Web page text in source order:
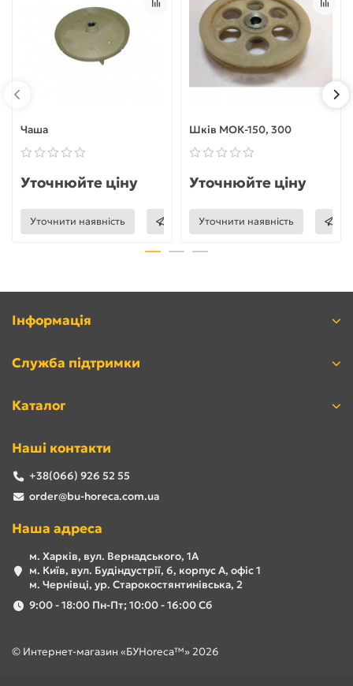
Чаша
Уточнюйте ціну
Уточнити наявність
Шків МОК-150, 300
Уточнюйте ціну
Уточнити наявність
Інформація
Служба підтримки
Каталог
Наші контакти
+38(066) 926 52 55
order@bu-horeca.com.ua
Наша адреса
м. Харків, вул. Вернадського, 1А
м. Київ, вул. Будіндустрії, 6, корпус А, офіс 1
м. Чернівці, ур. Старокостянтинівська, 2
9:00 - 18:00 Пн-Пт; 10:00 - 16:00 Сб
© Интернет-магазин «БУHoreca™» 2026